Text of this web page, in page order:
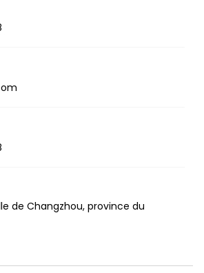
de Changzhou, province du